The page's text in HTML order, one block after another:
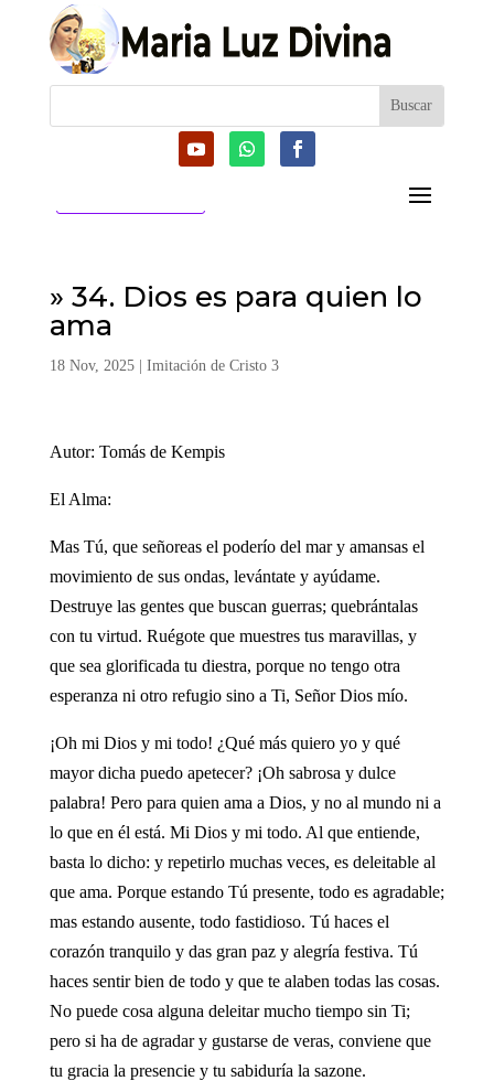
» 34. Dios es para quien lo
ama
18 Nov, 2025| Imitación de Cristo 3
Autor: Tomás de Kempis
El Alma:
Mas Tú, que señoreas el poderío del mar y amansas el
movimiento de sus ondas, levántate y ayúdame.
Destruye las gentes que buscan guerras; quebrántalas
con tu virtud. Ruégote que muestres tus maravillas, y
que sea glorificada tu diestra, porque no tengo otra
esperanza ni otro refugio sino a Ti, Señor Dios mío.
¡Oh mi Dios y mi todo! ¿Qué más quiero yo y qué
mayor dicha puedo apetecer? ¡Oh sabrosa y dulce
palabra! Pero para quien ama a Dios, y no al mundo ni a
lo que en él está. Mi Dios y mi todo. Al que entiende,
basta lo dicho: y repetirlo muchas veces, es deleitable al
que ama. Porque estando Tú presente, todo es agradable;
mas estando ausente, todo fastidioso. Tú haces el
corazón tranquilo y das gran paz y alegría festiva. Tú
haces sentir bien de todo y que te alaben todas las cosas.
No puede cosa alguna deleitar mucho tiempo sin Ti;
pero si ha de agradar y gustarse de veras, conviene que
tu gracia la presencie y tu sabiduría la sazone.